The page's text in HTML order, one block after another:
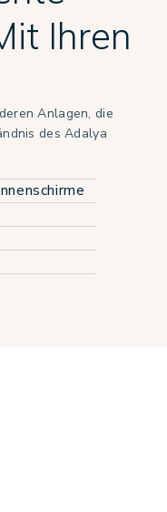
Ihren
Anlagen, die
des Adalya